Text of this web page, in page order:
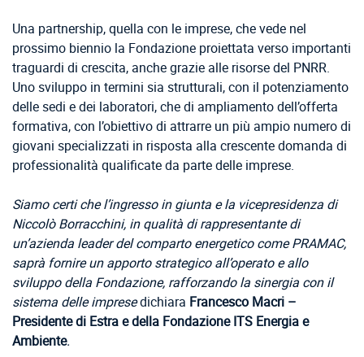
Una partnership, quella con le imprese, che vede nel
prossimo biennio la Fondazione proiettata verso importanti
traguardi di crescita, anche grazie alle risorse del PNRR.
Uno sviluppo in termini sia strutturali, con il potenziamento
delle sedi e dei laboratori, che di ampliamento dell’offerta
formativa, con l’obiettivo di attrarre un più ampio numero di
giovani specializzati in risposta alla crescente domanda di
professionalità qualificate da parte delle imprese.
Siamo certi che l’ingresso in giunta e la vicepresidenza di
Niccolò Borracchini, in qualità di rappresentante di
un’azienda leader del comparto energetico come PRAMAC,
saprà fornire un apporto strategico all’operato e allo
sviluppo della Fondazione, rafforzando la sinergia con il
sistema delle impresedichiara Francesco Macri –
Presidente di Estra e della Fondazione ITS Energia e
Ambiente.